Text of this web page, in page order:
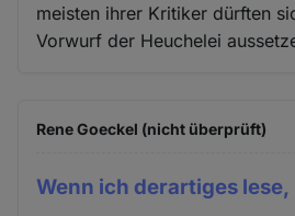
meisten ihrer Kritiker dürften
Vorwurf der Heuchelei
Rene Goeckel (nicht überprüft)
Wenn ich derartiges lese,